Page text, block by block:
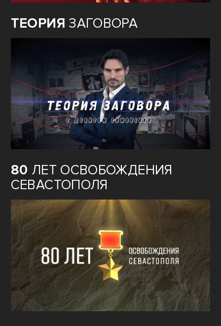
ТЕОРИЯ ЗАГОВОРА
80 ЛЕТ ОСВОБОЖДЕНИЯ
СЕВАСТОПОЛЯ